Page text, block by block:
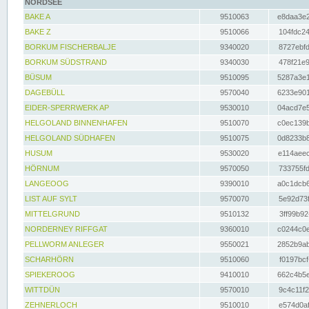
NORDSEE
BAKE A
9510063
BAKE Z
9510066
BORKUM FISCHERBALJE
9340020
BORKUM SÜDSTRAND
9340030
BÜSUM
9510095
DAGEBÜLL
9570040
EIDER-SPERRWERK AP
9530010
HELGOLAND BINNENHAFEN
9510070
HELGOLAND SÜDHAFEN
9510075
HUSUM
9530020
HÖRNUM
9570050
LANGEOOG
9390010
LIST AUF SYLT
9570070
MITTELGRUND
9510132
NORDERNEY RIFFGAT
9360010
PELLWORM ANLEGER
9550021
SCHARHÖRN
9510060
SPIEKEROOG
9410010
WITTDÜN
9570010
ZEHNERLOCH
9510010